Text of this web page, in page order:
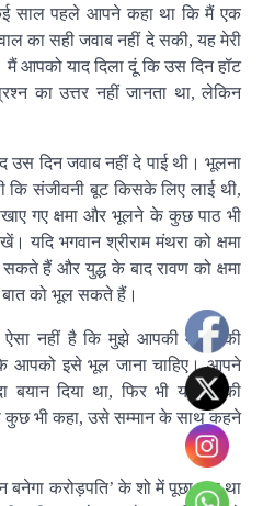
साल पहले आपने कहा था कि मैं एक
का सही जवाब नहीं दे सकी, यह मेरी
मैं आपको याद दिला दूं कि उस दिन हॉट
का उत्तर नहीं जानता था, लेकिन
उस दिन जवाब नहीं दे पाई थी। भूलना
कि संजीवनी बूट किसके लिए लाई थी,
गए क्षमा और भूलने के कुछ पाठ भी
यदि भगवान श्रीराम मंथरा को क्षमा
हैं और युद्ध के बाद रावण को क्षमा
को भूल सकते हैं।
ऐसा नहीं है कि मुझे आपकी माफी की
आपको इसे भूल जाना चाहिए। आपने
बयान दिया था, फिर भी यह उनकी
कुछ भी कहा, उसे सम्मान के साथ कहने
बनेगा करोड़पति’ के शो में पूछा गया था